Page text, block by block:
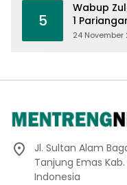
5
Wabup
1
24 November
Jl. Sultan Alam
Tanjung Emas
Indonesia